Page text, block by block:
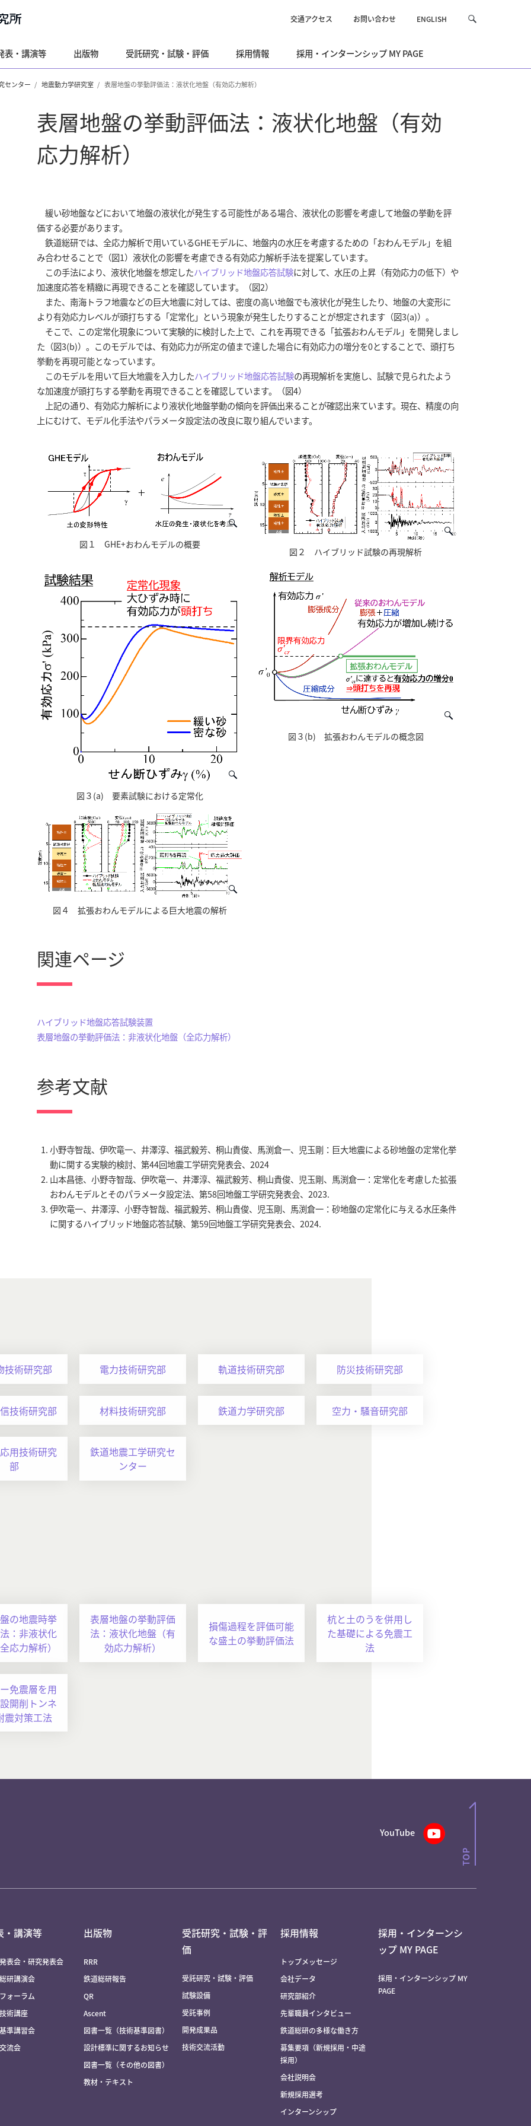
交通アクセス お問い合わせ ENGLISH
サ
を
表・講演等 出版物 受託研究・試験・評価 採用情報 採用・インターンシップ MY PAGE
センター 地震動力学研究室 表層地盤の挙動評価法：液状化地盤（有効応力解析）
表層地盤の挙動評価法：液状化地盤（有効
応力解析）
緩い砂地盤などにおいて地盤の液状化が発生する可能性がある場合、液状化の影響を考慮して地盤の挙動を評
価する必要があります。
鉄道総研では、全応力解析で用いているGHEモデルに、地盤内の水圧を考慮するための「おわんモデル」を組
み合わせることで（図1）液状化の影響を考慮できる有効応力解析手法を提案しています。
この手法により、液状化地盤を想定したハイブリッド地盤応答試験に対して、水圧の上昇（有効応力の低下）や
加速度応答を精緻に再現できることを確認しています。（図2）
また、南海トラフ地震などの巨大地震に対しては、密度の高い地盤でも液状化が発生したり、地盤の大変形に
より有効応力レベルが頭打ちする「定常化」という現象が発生したりすることが想定されます（図3(a)）。
そこで、この定常化現象について実験的に検討した上で、これを再現できる「拡張おわんモデル」を開発しまし
た（図3(b)）。このモデルでは、有効応力が所定の値まで達した場合に有効応力の増分を0とすることで、頭打ち
挙動を再現可能となっています。
このモデルを用いて巨大地震を入力したハイブリッド地盤応答試験の再現解析を実施し、試験で見られたよう
な加速度が頭打ちする挙動を再現できることを確認しています。（図4）
上記の通り、有効応力解析により液状化地盤挙動の傾向を評価出来ることが確認出来ています。現在、精度の向
上にむけて、モデル化手法やパラメータ設定法の改良に取り組んでいます。
図１ GHE+おわんモデルの概要
図２ ハイブリッド試験の再現解析
図３(a) 要素試験における定常化
図３(b) 拡張おわんモデルの概念図
図４ 拡張おわんモデルによる巨大地震の解析
関連ページ
ハイブリッド地盤応答試験装置
表層地盤の挙動評価法：非液状化地盤（全応力解析）
参考文献
小野寺智哉、伊吹竜一、井澤淳、福武毅芳、桐山貴俊、馬渕倉一、児玉剛：巨大地震による砂地盤の定常化挙
動に関する実験的検討、第44回地震工学研究発表会、2024
山本昌徳、小野寺智哉、伊吹竜一、井澤淳、福武毅芳、桐山貴俊、児玉剛、馬渕倉一：定常化を考慮した拡張
おわんモデルとそのパラメータ設定法、第58回地盤工学研究発表会、2023.
伊吹竜一、井澤淳、小野寺智哉、福武毅芳、桐山貴俊、児玉剛、馬渕倉一：砂地盤の定常化に与える水圧条件
に関するハイブリッド地盤応答試験、第59回地盤工学研究発表会、2024.
技術研究部 電力技術研究部 軌道技術研究部 防災技術研究部
技術研究部 材料技術研究部 鉄道力学研究部 空力・騒音研究部
用技術研究
部
鉄道地震工学研究セ
ンター
の地震時挙
：非液状化
応力解析）
表層地盤の挙動評価
法：液状化地盤（有
効応力解析）
損傷過程を評価可能
な盛土の挙動評価法
杭と土のうを併用し
た基礎による免震工
法
免震層を用
開削トンネ
震対策工法
YouTube
・講演等
表会・研究発表会
研講演会
ォーラム
術講座
準講習会
流会
出版物
RRR
鉄道総研報告
QR
Ascent
図書一覧（技術基準図書）
設計標準に関するお知らせ
図書一覧（その他の図書）
教材・テキスト
受託研究・試験・評
価
受託研究・試験・評価
試験設備
受託事例
開発成果品
技術交流活動
採用情報
トップメッセージ
会社データ
研究部紹介
先輩職員インタビュー
鉄道総研の多様な働き方
募集要項（新規採用・中途
採用）
会社説明会
新規採用選考
インターンシップ
採用・インターンシ
ップ MY PAGE
採用・インターンシップ MY
PAGE